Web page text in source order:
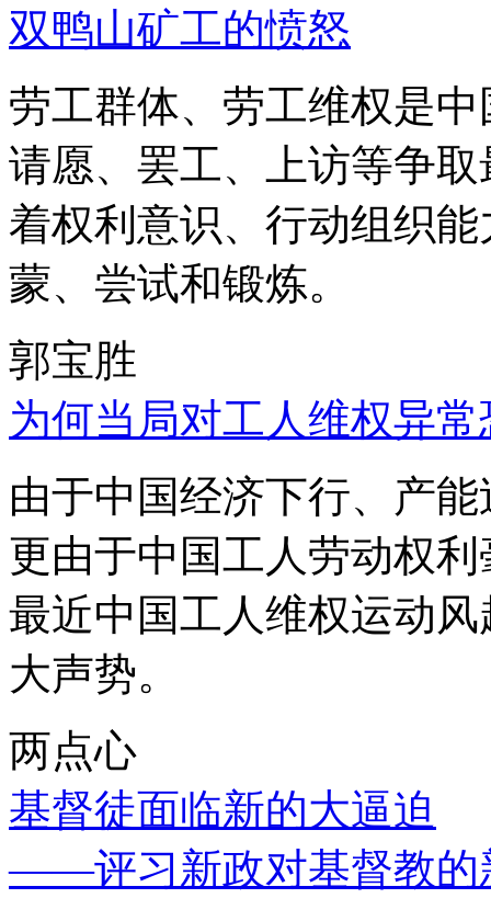
双鸭山矿工的愤怒
劳工群体、劳工维权是
请愿、罢工、上访等争
着权利意识、行动组织
蒙、尝试和锻炼。
郭宝胜
为何当局对工人维权异
由于中国经济下行、产
更由于中国工人劳动权
最近中国工人维权运动
大声势。
两点心
基督徒面临新的大逼迫
——评习新政对基督教的